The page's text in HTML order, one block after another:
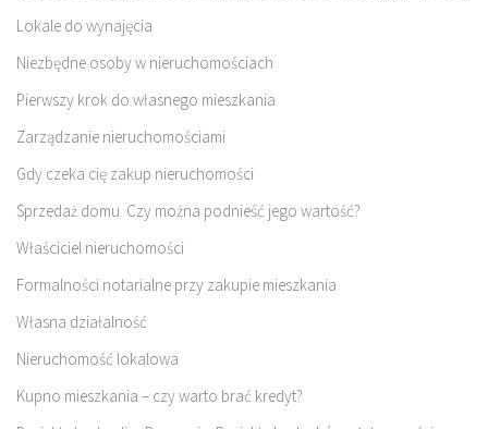
Lokale do wynajęcia
Niezbędne osoby w nieruchomościach
Pierwszy krok do własnego mieszkania
Zarządzanie nieruchomościami
Gdy czeka cię zakup nieruchomości
Sprzedaż domu. Czy można podnieść jego wartość?
Właściciel nieruchomości
Formalności notarialne przy zakupie mieszkania
Własna działalność
Nieruchomość lokalowa
Kupno mieszkania – czy warto brać kredyt?